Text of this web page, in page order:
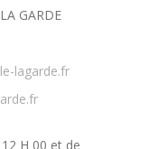
GARDE
lagarde.fr
H 00 et de